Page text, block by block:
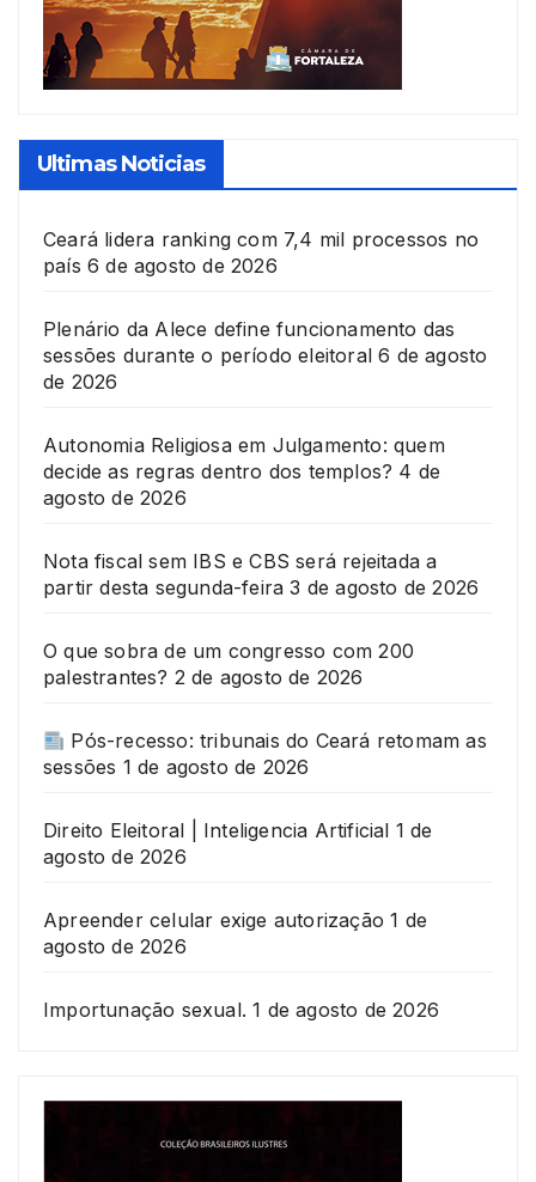
Ultimas Noticias
Ceará lidera ranking com 7,4 mil processos no
país 6 de agosto de 2026
Plenário da Alece define funcionamento das
sessões durante o período eleitoral 6 de agosto
de 2026
Autonomia Religiosa em Julgamento: quem
decide as regras dentro dos templos? 4 de
agosto de 2026
Nota fiscal sem IBS e CBS será rejeitada a
partir desta segunda-feira 3 de agosto de 2026
O que sobra de um congresso com 200
palestrantes? 2 de agosto de 2026
Pós-recesso: tribunais do Ceará retomam as
sessões 1 de agosto de 2026
Direito Eleitoral | Inteligencia Artificial 1 de
agosto de 2026
Apreender celular exige autorização 1 de
agosto de 2026
Importunação sexual. 1 de agosto de 2026